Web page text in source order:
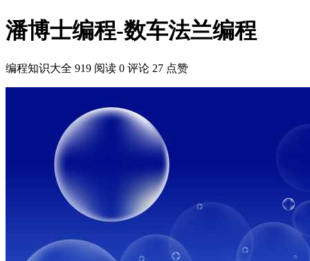
潘博士编程-数车法兰编程
编程知识大全 919 阅读 0 评论 27 点赞